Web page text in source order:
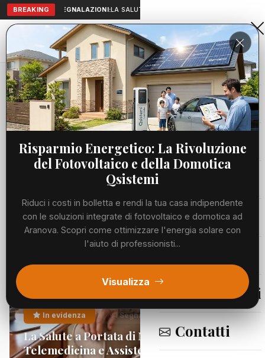
BREAKING SEGNALAZIONI:LA SALUTE A PORTATA DI MANO:
Aranova • NET
PORTALE UTILE AL TERRITORIO
Home
Cronaca
Viabilità
Meteo
Segnalazioni
Contatti
Risparmio Energetico: La Rivoluzione
del Fotovoltaico e della Domotica
Qsistemi
Riduci i costi in bolletta e rendi la tua casa indipendente
con le soluzioni integrate di fotovoltaico e domotica ad
Aranova. Scopri come ottimizzare l'energia solare con
l'aiuto di professionisti...
Visualizza
In evidenza Segnalazioni
La Salute a Portata di Mano:
Telemedicina e Assistenza Domiciliare